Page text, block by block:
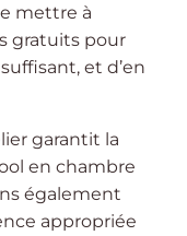
mettre à
gratuits pour
et d’en
garantit la
en chambre
également
appropriée